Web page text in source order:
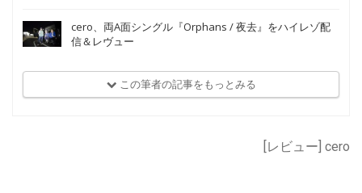
cero、両A面シングル『Orphans / 夜去』をハイレゾ配
信＆レヴュー
この筆者の記事をもっとみる
[レビュー] cero